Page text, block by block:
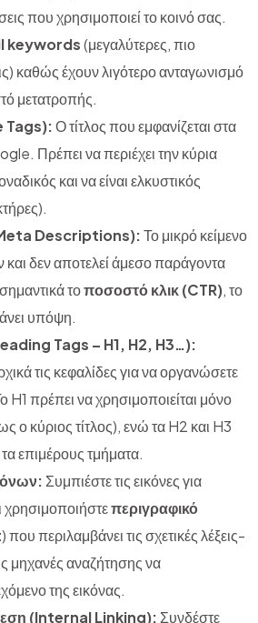
που χρησιμοποιεί το κοινό σας.
keywords(μεγαλύτερες, πιο
καθώς έχουν λιγότερο ανταγωνισμό
μετατροπής.
Tags):Ο τίτλος που εμφανίζεται στα
Πρέπει να περιέχει την κύρια
και να είναι ελκυστικός
Descriptions):Το μικρό κείμενο
και δεν αποτελεί άμεσο παράγοντα
τοποσοστό κλικ (CTR), το
υπόψη.
Tags – H1, H2, H3…):
τις κεφαλίδες για να οργανώσετε
H1 πρέπει να χρησιμοποιείται μόνο
ο κύριος τίτλος), ενώ τα H2 και H3
επιμέρους τμήματα.
Συμπιέστε τις εικόνες για
περιγραφικό
) που περιλαμβάνει τις σχετικές λέξεις-
μηχανές αναζήτησης να
της εικόνας.
(Internal Linking): Συνδέστε